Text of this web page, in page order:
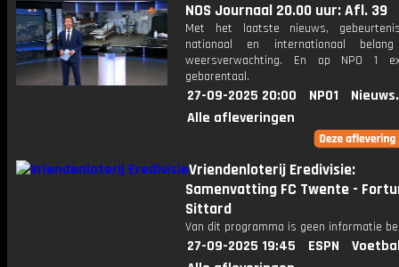
NOS Journaal 20.00 uur: Afl. 39
Met het laatste nieuws,
nationaal en internationaal
weersverwachting. En op NPO 1
gebarentaal.
27-09-2025 20:00 NPO1
Alle afleveringen
Vriendenloterij Eredivisie:
Samenvatting FC Twente -
Sittard
Van dit programma is geen informatie
27-09-2025 19:45 ESPN